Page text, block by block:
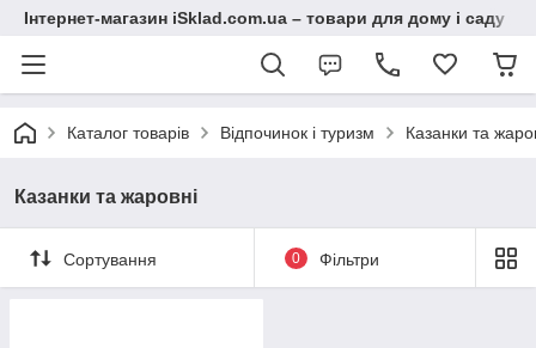
Інтернет-магазин iSklad.com.ua – товари для дому і саду
Каталог товарів Відпочинок і туризм Казанки та
Казанки та жаровні
Сортування 0 Фільтри